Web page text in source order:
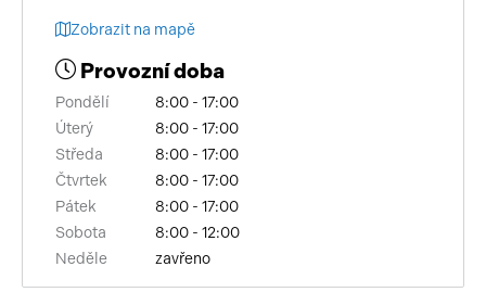
vyhřívaná zrcátka
přední pohon
záruka
brzdový asistent
Zobrazit na mapě
Provozní doba
Pondělí
8:00 - 17:00
Úterý
8:00 - 17:00
Středa
8:00 - 17:00
Čtvrtek
8:00 - 17:00
Pátek
8:00 - 17:00
Sobota
8:00 - 12:00
Neděle
zavřeno